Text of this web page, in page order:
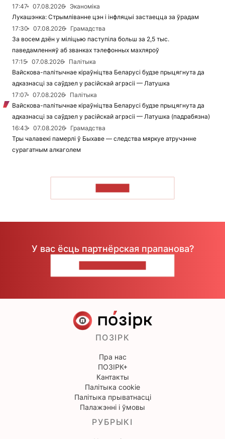
17:47
07.08.2026
Эканоміка
Лукашэнка: Стрымліванне цэн і інфляцыі застаецца за ўрадам
17:30
07.08.2026
Грамадства
За восем дзён у міліцыю паступіла больш за 2,5 тыс.
паведамленняў аб званках тэлефонных махляроў
17:15
07.08.2026
Палітыка
Вайскова-палітычнае кіраўніцтва Беларусі будзе прыцягнута да
адказнасці за саўдзел у расійскай агрэсіі — Латушка
17:07
07.08.2026
Палітыка
Вайскова-палітычнае кіраўніцтва Беларусі будзе прыцягнута да
адказнасці за саўдзел у расійскай агрэсіі — Латушка (падрабязна)
16:43
07.08.2026
Грамадства
Тры чалавекі памерлі ў Быхаве — следства мяркуе атручэнне
сурагатным алкаголем
У вас ёсць партнёрская прапанова?
ПОЗІРК
Пра нас
ПОЗІРК+
Кантакты
Палітыка cookie
Палітыка прыватнасці
Палажэнні і ўмовы
РУБРЫКІ